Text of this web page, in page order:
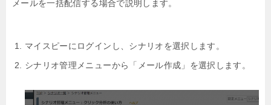
メールを一括配信する場合で説明します。
マイスピーにログインし、シナリオを選択します。
シナリオ管理メニューから「メール作成」を選択します。